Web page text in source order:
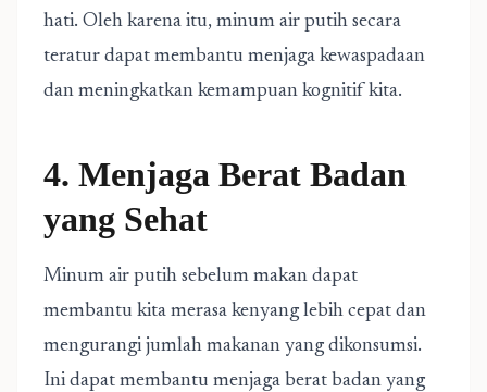
hati. Oleh karena itu, minum air putih secara
teratur dapat membantu menjaga kewaspadaan
dan meningkatkan kemampuan kognitif kita.
4. Menjaga Berat Badan
yang Sehat
Minum air putih sebelum makan dapat
membantu kita merasa kenyang lebih cepat dan
mengurangi jumlah makanan yang dikonsumsi.
Ini dapat membantu menjaga berat badan yang